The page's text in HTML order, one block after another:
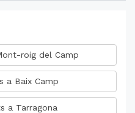
roig del Camp
a Baix Camp
a Tarragona